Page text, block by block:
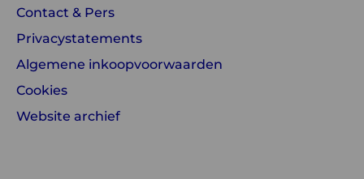
Contact & Pers
Privacystatements
Algemene inkoopvoorwaarden
Cookies
Website archief